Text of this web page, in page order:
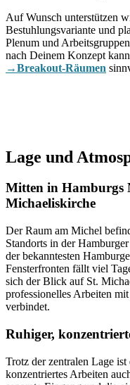
Auf Wunsch unterstützen
Bestuhlungsvariante und
Plenum und
nach Deinem Konzept
→Breakout-Räumen
Lage und
Mitten in Hamburgs
Michaeliskirche
Der Raum am Michel
Standorts in der
der bekanntesten
Fensterfronten fällt viel
sich der Blick auf St.
professionelles Arbeiten
verbindet.
Ruhiger,
Trotz der zentralen Lage ist
konzentriertes Arbeiten